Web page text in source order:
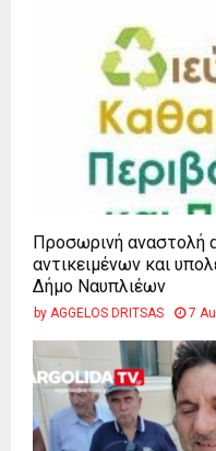
Προσωρινή αναστολή
αντικειμένων και
Δήμο Ναυπλιέων
by AGGELOS DRITSAS 7